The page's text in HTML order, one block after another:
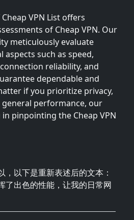
VPN List offers
of Cheap VPN. Our
meticulously evaluate
such as speed,
reliability, and
dependable and
if you prioritize privacy,
performance, our
pinpointing the Cheap VPN
，以下是重新表述后的文本：
了出色的性能，让我的日常网